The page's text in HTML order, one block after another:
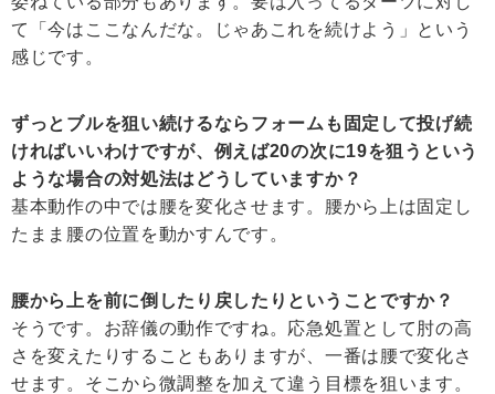
て「今はここなんだな。じゃあこれを続けよう」という
感じです。
ずっとブルを狙い続けるならフォームも固定して投げ続
ければいいわけですが、例えば20の次に19を狙うという
ような場合の対処法はどうしていますか？
基本動作の中では腰を変化させます。腰から上は固定し
たまま腰の位置を動かすんです。
腰から上を前に倒したり戻したりということですか？
そうです。お辞儀の動作ですね。応急処置として肘の高
さを変えたりすることもありますが、一番は腰で変化さ
せます。そこから微調整を加えて違う目標を狙います。